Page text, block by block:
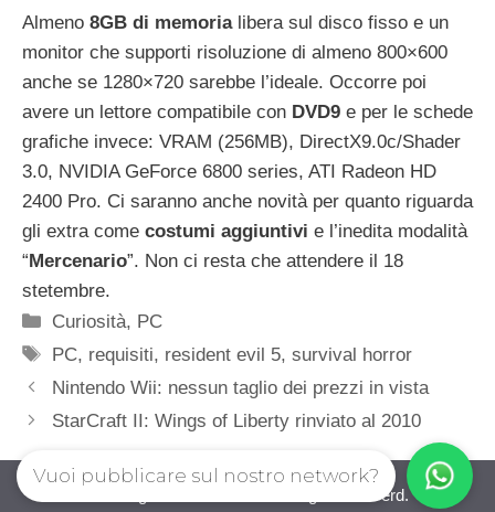
Almeno 8GB di memoria libera sul disco fisso e un
monitor che supporti risoluzione di almeno 800×600
anche se 1280×720 sarebbe l’ideale. Occorre poi
avere un lettore compatibile con DVD9 e per le schede
grafiche invece: VRAM (256MB), DirectX9.0c/Shader
3.0, NVIDIA GeForce 6800 series, ATI Radeon HD
2400 Pro. Ci saranno anche novità per quanto riguarda
gli extra come costumi aggiuntivi e l’inedita modalità
“Mercenario”. Non ci resta che attendere il 18
stetembre.
Categorie
Curiosità, PC
Tag
PC, requisiti, resident evil 5,survival horror
Nintendo Wii: nessun taglio dei prezzi in vista
StarCraft II: Wings of Liberty rinviato al 2010
iovideogioco.com © 2026. All right reserverd.
Vuoi pubblicare sul nostro network?